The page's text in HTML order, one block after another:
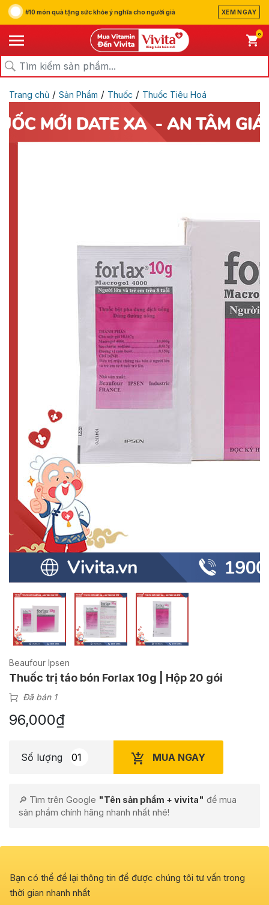
#10 món quà tặng sức khỏe ý nghĩa cho người già XEM NGAY
0
Trang chủ / Sản Phẩm / Thuốc / Thuốc Tiêu Hoá
Beaufour Ipsen
Thuốc trị táo bón Forlax 10g | Hộp 20 gói
Đã bán 1
96,000₫
Số lượng MUA NGAY
🔎 Tìm trên Google "Tên sản phẩm + vivita" để mua
sản phẩm chính hãng nhanh nhất nhé!
Bạn có thể để lại thông tin để được chúng tôi tư vấn trong
thời gian nhanh nhất